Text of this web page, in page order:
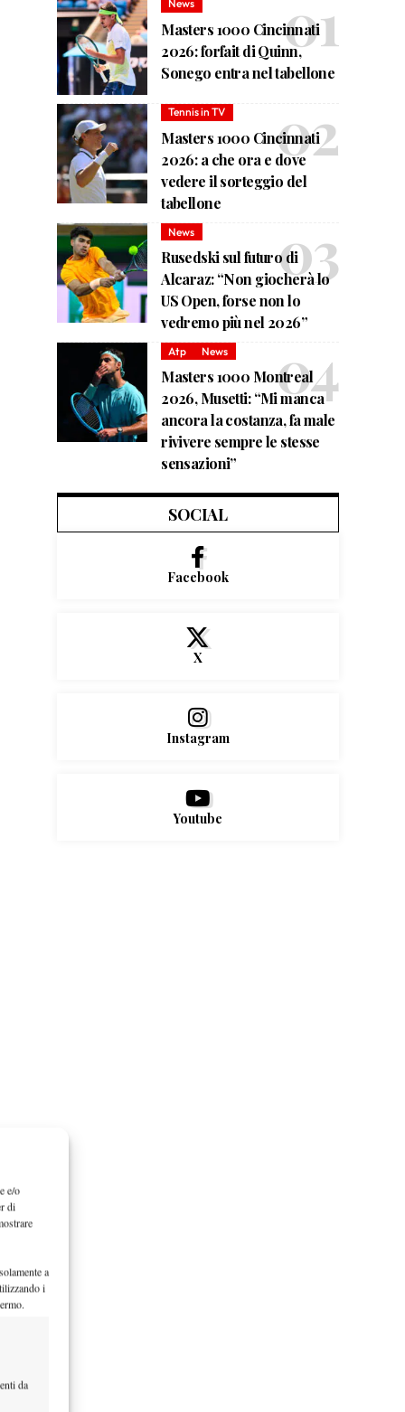
e/o
di
a
i
da
News
Masters 1000 Cincinnati
2026: forfait di Quinn,
Sonego entra nel tabellone
Tennis in TV
Masters 1000 Cincinnati
2026: a che ora e dove
vedere il sorteggio del
tabellone
News
Rusedski sul futuro di
Alcaraz: “Non giocherà lo
US Open, forse non lo
vedremo più nel 2026”
Atp News
Masters 1000 Montreal
2026, Musetti: “Mi manca
ancora la costanza, fa male
rivivere sempre le stesse
sensazioni”
SOCIAL
Facebook
X
Instagram
Youtube